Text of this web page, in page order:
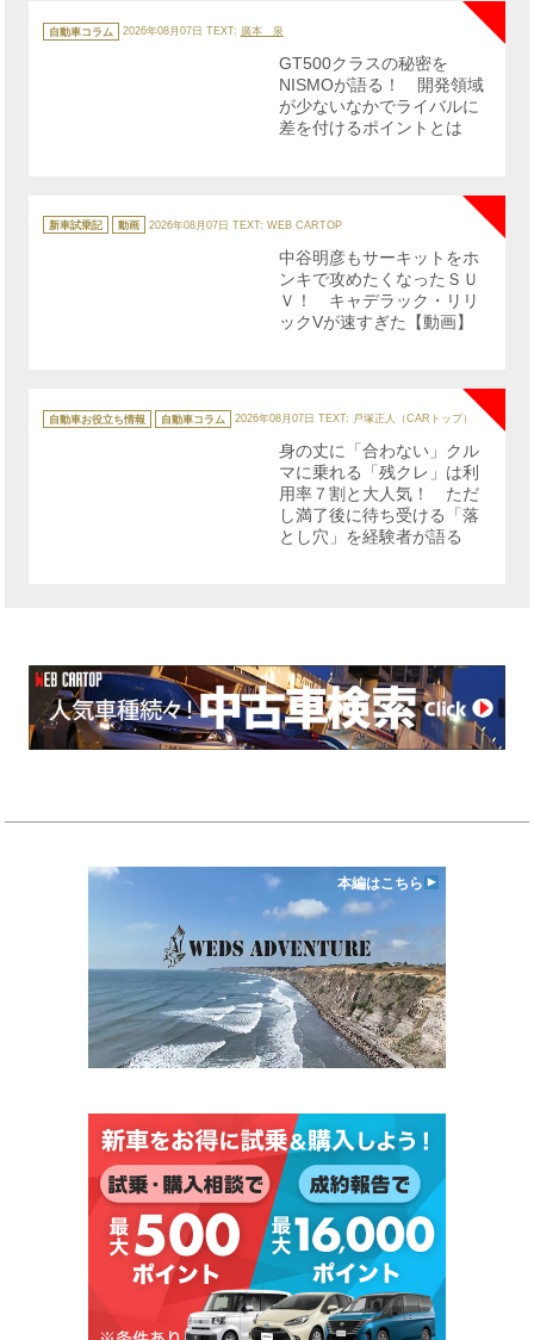
テ
ゴ
自動車コラム 2026年08月07日 TEXT: 廣本 泉
GT500クラスの秘密を
NISMOが語る！ 開発領域
が少ないなかでライバルに
差を付けるポイントとは
テ
ゴ
新車試乗記 動画 2026年08月07日 TEXT: WEB CARTOP
中谷明彦もサーキットをホ
ンキで攻めたくなったＳＵ
Ｖ！ キャデラック・リリ
ックVが速すぎた【動画】
テ
ゴ
自動車お役立ち情報 自動車コラム 2026年08月07日 TEXT: 戸塚正人（CARトップ）
身の丈に「合わない」クル
マに乗れる「残クレ」は利
用率７割と大人気！ ただ
し満了後に待ち受ける「落
とし穴」を経験者が語る
本編はこちら